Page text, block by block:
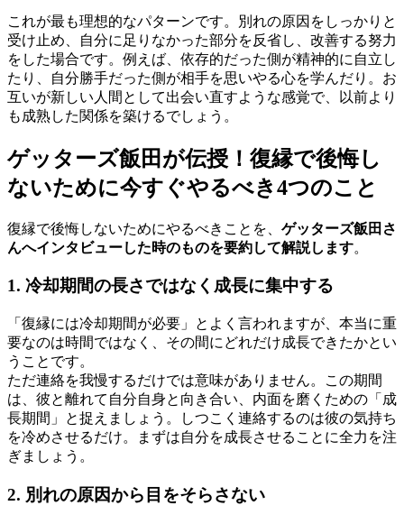
これが最も理想的なパターンです。別れの原因をしっかりと
受け止め、自分に足りなかった部分を反省し、改善する努力
をした場合です。例えば、依存的だった側が精神的に自立し
たり、自分勝手だった側が相手を思いやる心を学んだり。お
互いが新しい人間として出会い直すような感覚で、以前より
も成熟した関係を築けるでしょう。
ゲッターズ飯田が伝授！復縁で後悔し
ないために今すぐやるべき4つのこと
復縁で後悔しないためにやるべきことを、 ゲッターズ飯田さ
んへインタビューした時のものを要約して解説します。
1. 冷却期間の長さではなく成長に集中する
「復縁には冷却期間が必要」とよく言われますが、本当に重
要なのは時間ではなく、その間にどれだけ成長できたかとい
うことです。
ただ連絡を我慢するだけでは意味がありません。この期間
は、彼と離れて自分自身と向き合い、内面を磨くための「成
長期間」と捉えましょう。しつこく連絡するのは彼の気持ち
を冷めさせるだけ。まずは自分を成長させることに全力を注
ぎましょう。
2. 別れの原因から目をそらさない